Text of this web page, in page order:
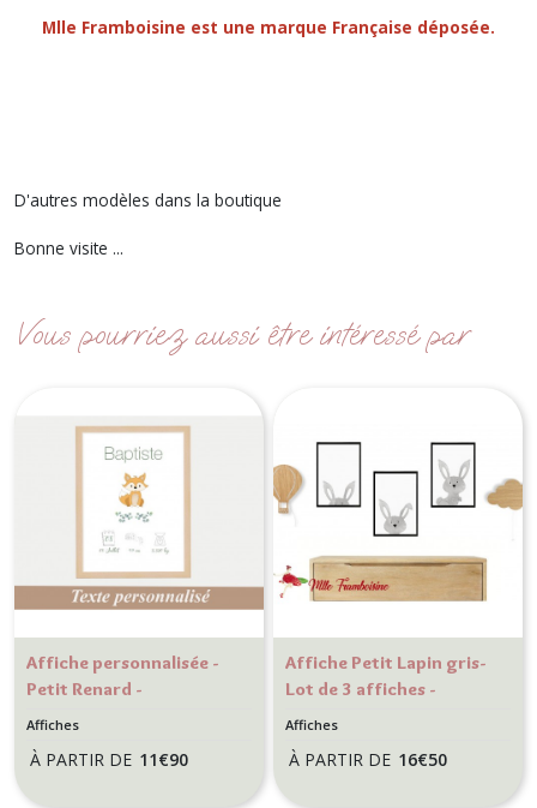
Mlle Framboisine est une marque Française déposée.
D'autres modèles dans la boutique
Bonne visite ...
Vous pourriez aussi être intéressé par
Affiche personnalisée -
Petit Renard -
Décoration chambre
Affiches
À PARTIR DE 11€90
Affiche Petit Lapin gris-
Lot de 3 affiches -
Décoration chambre
Affiches
À PARTIR DE 16€50